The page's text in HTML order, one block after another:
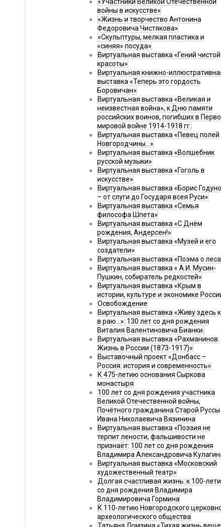
войны в искусстве»
«Жизнь и творчество Антонина
Федоровича Чистякова»
«Скульптуры, мелкая пластика и
«синяя» посуда»
Виртуальная выставка «Гений чистой
красоты»
Виртуальная книжно-
выставка «Теперь это гордость
Боровичан»
Виртуальная выставка «Великая и
неизвестная война», к Дню памяти
российских воинов, погибших в
мировой войне 1914-1918 гг.
Виртуальная выставка «Певец полей
Новгородчины…»
Виртуальная выставка «Волшебник
русской музыки»
Виртуальная выставка «Гоголь в
искусстве»
Виртуальная выставка «Борис
– от слуги до Государя всея Руси»
Виртуальная выставка «Семья
философа Шпета»
Виртуальная выставка «С Днём
рождения, Андерсен!»
Виртуальная выставка «Музей и его
создатели»
Виртуальная выставка «Поэма о
Виртуальная выставка « А.И. Мусин-
Пушкин, собиратель редкостей»
Виртуальная выставка «Крым в
истории, культуре и экономике
Освобождение
Виртуальная выставка «Живу здесь
в раю…»: 130 лет со дня рождения
Виталия Валентиновича Бианки.
Виртуальная выставка «Рахманинов.
Жизнь в России (1873-1917)»
Выставочный проект «Донбасс –
Россия: история и современность»
К 475-летию основания Сыркова
монастыря
100 лет со дня рождения участника
Великой Отечественной войны,
Почётного гражданина Старой Руссы
Ивана Николаевича Вязинина
Виртуальная выставка «Поэзия не
терпит лености, фальшивости не
признаёт: 100 лет со дня рождения
Владимира Александровича
Виртуальная выставка «Московский
художественный театр»
Долгая счастливая жизнь: к 100-
со дня рождения Владимира
Владимировича Гормина
К 110-летию Новгородского
археологического общества